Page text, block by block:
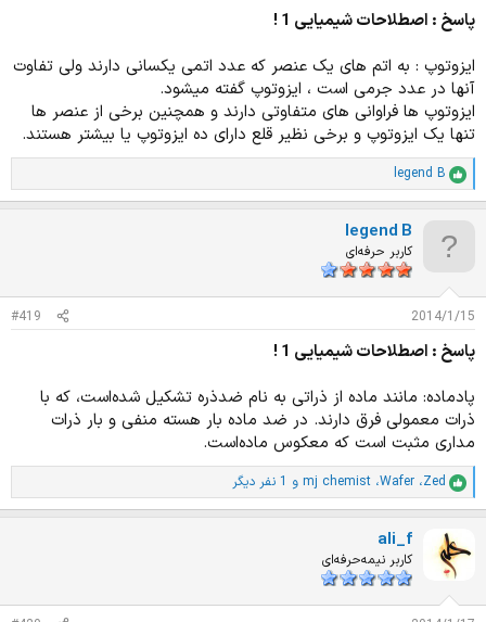
پاسخ : اصطلاحات شیمیایی 1 !
ایزوتوپ : به اتم های یک عنصر که عدد اتمی یکسانی دارند ولی تفاوت
آنها در عدد جرمی است ، ایزوتوپ گفته میشود.
ایزوتوپ ها فراوانی های متفاوتی دارند و همچنین برخی از عنصر ها
تنها یک ایزوتوپ و برخی نظیر قلع دارای ده ایزوتوپ یا بیشتر هستند.
ا
م
ت
legend B
legend B
کاربر حرفه‌ای
2014/1/15
#419
پاسخ : اصطلاحات شیمیایی 1 !
پادماده: مانند ماده از ذراتی به نام ضدذره تشکیل شده‌است، که با
ذرات معمولی فرق دارند. در ضد ماده بار هسته منفی و بار ذرات
مداری مثبت است که معکوس ماده‌است.
ا
م
ت
ا
ت
Zed، Wafer، mj chemist و 1 نفر دیگر
ali_f
کاربر نیمه‌حرفه‌ای